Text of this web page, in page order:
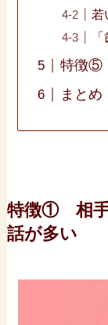
若
特徴⑤
まとめ
特徴① 相手
話が多い